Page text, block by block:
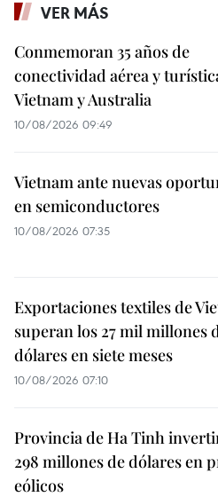
VER MÁS
Conmemoran 35 años de
conectividad aérea y
Vietnam y Australia
10/08/2026 09:49
Vietnam ante nuevas
en semiconductores
10/08/2026 07:35
Exportaciones textiles de
superan los 27 mil millones
dólares en siete meses
10/08/2026 07:10
Provincia de Ha Tinh
298 millones de dólares en
eólicos